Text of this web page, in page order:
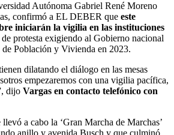
Autónoma Gabriel René Moreno
confirmó a EL DEBER que este
iniciarán la vigilia en las instituciones
protesta exigiendo al Gobierno nacional
Población y Vivienda en 2023.
dilatando el diálogo en las mesas
empezaremos con una vigilia pacífica,
dijo Vargas en contacto telefónico con
a cabo la ‘Gran Marcha de Marchas’